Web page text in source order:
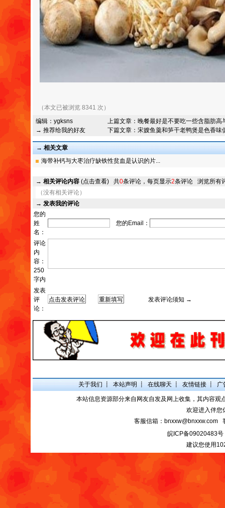
（本文已被浏览 8341 次）
编辑： ygksns
→ 推荐给我的好友
上篇文章： 晚餐最好是不要吃一些含脂肪高
下篇文章： 宋嫂鱼羹和笋干老鸭煲是色香味
→ 相关文章
海带补钙与大枣治疗缺铁性贫血是认识的片...
→ 相关评论内容 (点击查看) 共0条评论，每页显示2条评论 浏览所有
（没有相关评论）
→ 发表我的评论
您的
姓
名：
您的Email：
评论
内
容：
250
字内
发表
评
论：
发表评论须知 →
关于我们 ┋ 本站声明 ┋ 在线聊天 ┋ 友情链接 ┋ 广
本站信息资源部分来自网友自发及网上收集，其内容
欢迎进入伴您
客服信箱：bnxxw@bnxxw.com
皖ICP备09020483号
建议您使用